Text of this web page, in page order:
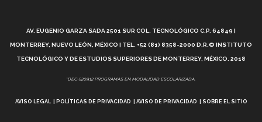
¿Cómo es el Modelo Educativo Tec? (video)
Vida Tec: Feminismo e Inteligencia Artificial, Paola
AV. EUGENIO GARZA SADA 2501 SUR COL. TECNOLÓGICO C.P. 64849 |
MONTERREY, NUEVO LEÓN, MÉXICO | TEL. +52 (81) 8358-2000 D.R.© INSTITUTO
TECNOLÓGICO Y DE ESTUDIOS SUPERIORES DE MONTERREY, MÉXICO. 2018
*DEC-520912 PROGRAMAS EN MODALIDAD ESCOLARIZADA.
AVISO LEGAL POLÍTICAS DE PRIVACIDAD AVISO DE PRIVACIDAD SOBRE EL SITIO